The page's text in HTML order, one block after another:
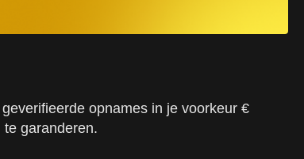
opnames in je voorkeur €
garanderen.